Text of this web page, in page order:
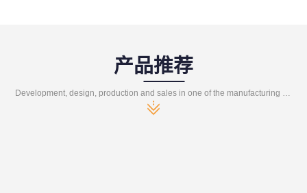
产品推荐
Development, design, production and sales in one of the manufacturing enterprises